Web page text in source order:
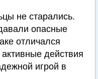
не старались.
опасные
отличался
действия
игрой в